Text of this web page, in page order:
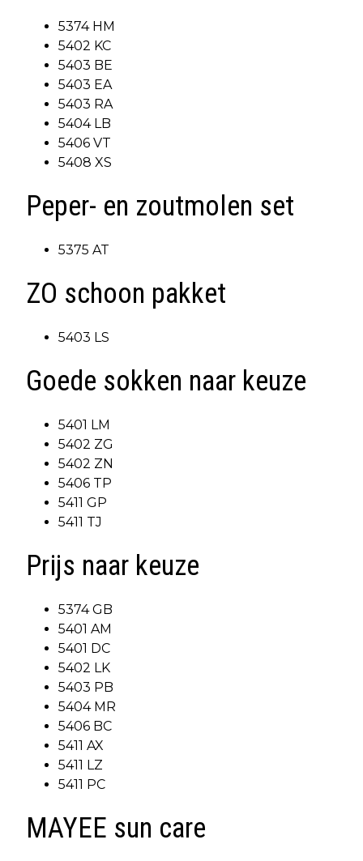
5374 HM
5402 KC
5403 BE
5403 EA
5403 RA
5404 LB
5406 VT
5408 XS
Peper- en zoutmolen set
5375 AT
ZO schoon pakket
5403 LS
Goede sokken naar keuze
5401 LM
5402 ZG
5402 ZN
5406 TP
5411 GP
5411 TJ
Prijs naar keuze
5374 GB
5401 AM
5401 DC
5402 LK
5403 PB
5404 MR
5406 BC
5411 AX
5411 LZ
5411 PC
MAYEE sun care